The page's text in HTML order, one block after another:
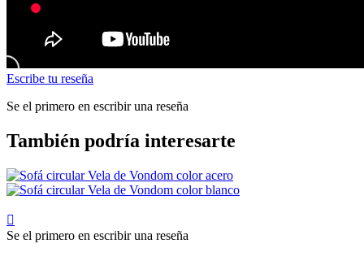
Escribe tu reseña
Se el primero en escribir una reseña
También podría interesarte

Se el primero en escribir una reseña